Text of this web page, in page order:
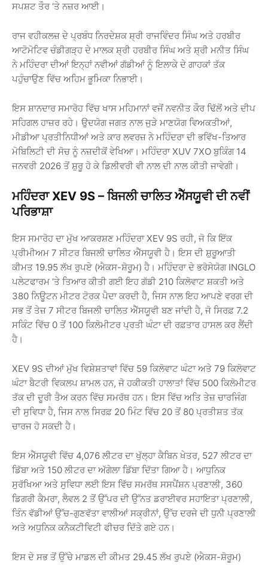
ਸਪਸ਼ਟ ਤੌਰ ‘ਤੇ ਨਜ਼ਰ ਆਈ।
ਰਾਜ ਵਹੀਕਲਜ਼ ਦੇ ਪ੍ਰਬੰਧ ਨਿਰਦੇਸ਼ਕ ਸ਼੍ਰੀ ਰਾਜਵਿੰਦਰ ਸਿੰਘ ਅਤੇ ਹਰਬੀਰ
ਆਟੋਮੋਟਿਵ ਚੰਡੀਗੜ੍ਹ ਦੇ ਮਾਲਕ ਸ਼੍ਰੀ ਹਰਬੀਰ ਸਿੰਘ ਅਤੇ ਸ਼੍ਰੀ ਮਨੀਤ ਸਿੰਘ
ਨੇ ਮਹਿੰਦਰਾ ਦੀਆਂ ਇਨ੍ਹਾਂ ਨਵੀਆਂ ਗੱਡੀਆਂ ਨੂੰ ਇਲਾਕੇ ਦੇ ਗਾਹਕਾਂ ਤੱਕ
ਪਹੁੰਚਾਉਣ ਵਿੱਚ ਅਹਿਮ ਭੂਮਿਕਾ ਨਿਭਾਈ।
ਇਸ ਸ਼ਾਨਦਾਰ ਸਮਾਰੋਹ ਵਿੱਚ ਖਾਸ ਮਹਿਮਾਨਾਂ ਵਜੋਂ ਨਵਨੀਤ ਕੌਰ ਢਿੱਲੋਂ ਅਤੇ ਦੀਪ
ਸਹਿਗਲ ਹਾਜ਼ਰ ਰਹੇ। ਉਦਯੋਗ ਜਗਤ ਨਾਲ ਜੁੜੇ ਮਾਣਯੋਗ ਵਿਅਕਤੀਆਂ,
ਮੀਡੀਆ ਪ੍ਰਤੀਨਿਧੀਆਂ ਅਤੇ ਕਾਰ ਲਵਰਜ਼ ਨੇ ਮਹਿੰਦਰਾ ਦੀ ਭਵਿੱਖ-ਤਿਆਰ
ਮੋਬਿਲਿਟੀ ਦੀ ਸੋਚ ਨੂੰ ਨਜ਼ਦੀਕੋਂ ਵੇਖਿਆ। ਮਹਿੰਦਰਾ XUV 7XO ਬੁਕਿੰਗ 14
ਜਨਵਰੀ 2026 ਤੋਂ ਸ਼ੁਰੂ ਹੋ ਕੇ ਡਿਲੀਵਰੀ ਵੀ ਨਾਲ ਦੀ ਨਾਲ ਕੀਤੀ ਜਾਵੇਗੀ।
ਮਹਿੰਦਰਾ XEV 9S – ਬਿਜਲੀ ਚਾਲਿਤ ਐੱਸਯੂਵੀ ਦੀ ਨਵੀਂ
ਪਰਿਭਾਸ਼ਾ
ਇਸ ਸਮਾਰੋਹ ਦਾ ਮੁੱਖ ਆਕਰਸ਼ਣ ਮਹਿੰਦਰਾ XEV 9S ਰਹੀ, ਜੋ ਕਿ ਇੱਕ
ਪ੍ਰੀਮੀਅਮ 7 ਸੀਟਰ ਬਿਜਲੀ ਚਾਲਿਤ ਐੱਸਯੂਵੀ ਹੈ। ਇਸ ਦੀ ਸ਼ੁਰੂਆਤੀ
ਕੀਮਤ 19.95 ਲੱਖ ਰੁਪਏ (ਐਕਸ-ਸ਼ੋਰੂਮ) ਹੈ। ਮਹਿੰਦਰਾ ਦੇ ਭਰੋਸੇਯੋਗ INGLO
ਪਲੇਟਫਾਰਮ ‘ਤੇ ਤਿਆਰ ਕੀਤੀ ਗਈ ਇਹ ਗੱਡੀ 210 ਕਿਲੋਵਾਟ ਸ਼ਕਤੀ ਅਤੇ
380 ਨਿਊਟਨ ਮੀਟਰ ਟੋਰਕ ਪੈਦਾ ਕਰਦੀ ਹੈ, ਜਿਸ ਨਾਲ ਇਹ ਆਪਣੇ ਵਰਗ ਦੀ
ਸਭ ਤੋਂ ਤੇਜ਼ 7 ਸੀਟਰ ਬਿਜਲੀ ਚਾਲਿਤ ਐੱਸਯੂਵੀ ਬਣ ਜਾਂਦੀ ਹੈ, ਜੋ ਸਿਰਫ਼ 7.2
ਸਕਿੰਟ ਵਿੱਚ 0 ਤੋਂ 100 ਕਿਲੋਮੀਟਰ ਪ੍ਰਤੀ ਘੰਟਾ ਦੀ ਰਫ਼ਤਾਰ ਹਾਸਲ ਕਰ ਲੈਂਦੀ
ਹੈ।
XEV 9S ਦੀਆਂ ਮੁੱਖ ਵਿਸ਼ੇਸ਼ਤਾਵਾਂ ਵਿੱਚ 59 ਕਿਲੋਵਾਟ ਘੰਟਾ ਅਤੇ 79 ਕਿਲੋਵਾਟ
ਘੰਟਾ ਬੈਟਰੀ ਵਿਕਲਪ ਸ਼ਾਮਲ ਹਨ, ਜੋ ਹਕੀਕਤੀ ਹਾਲਾਤਾਂ ਵਿੱਚ 500 ਕਿਲੋਮੀਟਰ
ਤੱਕ ਦੀ ਦੂਰੀ ਤੈਅ ਕਰਨ ਵਿੱਚ ਸਮਰੱਥ ਹਨ। ਇਸ ਵਿੱਚ ਅਤਿ ਤੇਜ਼ ਚਾਰਜਿੰਗ
ਦੀ ਸੁਵਿਧਾ ਹੈ, ਜਿਸ ਨਾਲ ਸਿਰਫ਼ 20 ਮਿੰਟ ਵਿੱਚ 20 ਤੋਂ 80 ਪ੍ਰਤੀਸ਼ਤ ਤੱਕ
ਚਾਰਜ ਹੋ ਸਕਦੀ ਹੈ।
ਇਸ ਐੱਸਯੂਵੀ ਵਿੱਚ 4,076 ਲੀਟਰ ਦਾ ਖੁੱਲ੍ਹਾ ਕੈਬਿਨ ਖੇਤਰ, 527 ਲੀਟਰ ਦਾ
ਡਿੱਬਾ ਅਤੇ 150 ਲੀਟਰ ਦਾ ਅੱਗੇਲਾ ਡਿੱਬਾ ਦਿੱਤਾ ਗਿਆ ਹੈ। ਆਧੁਨਿਕ
ਸੁਰੱਖਿਆ ਅਤੇ ਸੁਵਿਧਾ ਲਈ ਇਸ ਵਿੱਚ ਸਮਰੱਥ ਸਸਪੈਂਸ਼ਨ ਪ੍ਰਣਾਲੀ, 360
ਡਿਗਰੀ ਕੈਮਰਾ, ਲੈਵਲ 2 ਤੋਂ ਉੱਪਰ ਦੀ ਉੱਨਤ ਡਰਾਈਵਰ ਸਹਾਇਤਾ ਪ੍ਰਣਾਲੀ,
ਤਿੰਨ ਵੱਡੀਆਂ ਉੱਚ-ਗੁਣਵੱਤਾ ਵਾਲੀਆਂ ਸਕ੍ਰੀਨਾਂ, ਉੱਚ ਦਰਜੇ ਦੀ ਧੁਨੀ ਪ੍ਰਣਾਲੀ
ਅਤੇ ਅਧੁਨਿਕ ਕਨੈਕਟੀਵਿਟੀ ਫੀਚਰ ਦਿੱਤੇ ਗਏ ਹਨ।
ਇਸ ਦੇ ਸਭ ਤੋਂ ਉੱਚੇ ਮਾਡਲ ਦੀ ਕੀਮਤ 29.45 ਲੱਖ ਰੁਪਏ (ਐਕਸ-ਸ਼ੋਰੂਮ)